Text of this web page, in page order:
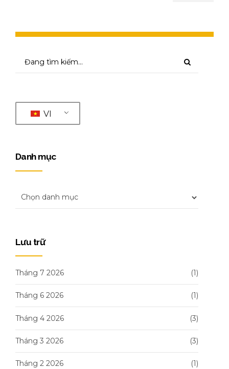
VI
Danh mục
Lưu trữ
Tháng 7 2026 (1)
Tháng 6 2026 (1)
Tháng 4 2026 (3)
Tháng 3 2026 (3)
Tháng 2 2026 (1)